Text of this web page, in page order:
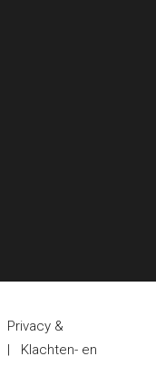
Privacy &
| Klachten- en